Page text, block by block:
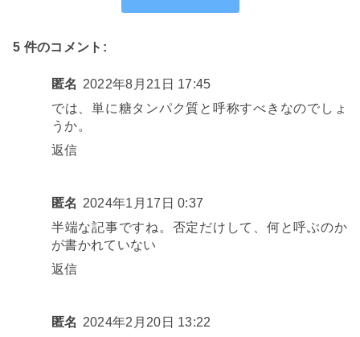
5 件のコメント:
匿名 2022年8月21日 17:45
では、単に糖タンパク質と呼称すべきなのでしょ
うか。
返信
匿名 2024年1月17日 0:37
半端な記事ですね。否定だけして、何と呼ぶのか
が書かれていない
返信
匿名 2024年2月20日 13:22